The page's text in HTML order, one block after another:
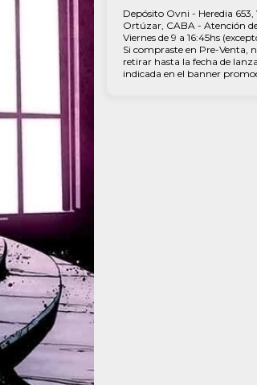
Depósito Ovni - Heredia 653,
Ortúzar, CABA - Atención
Viernes de 9 a 16:45hs
Si compraste en Pre-Venta,
retirar hasta la fecha de
indicada en el banner